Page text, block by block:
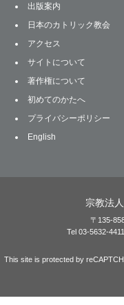
出版案内
日本のカトリック教会
アクセス
サイトについて
著作権について
初めてのかたへ
プライバシーポリシー
English
宗教法
〒135-
Tel 03-5632-
This site is protected by